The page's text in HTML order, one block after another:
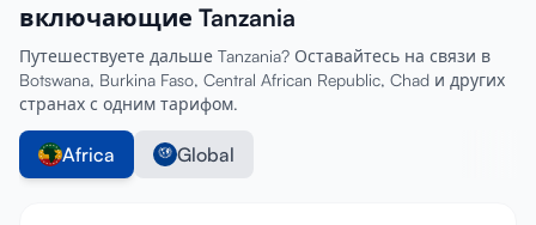
включающие Tanzania
Путешествуете дальше Tanzania? Оставайтесь на связи в
Botswana, Burkina Faso, Central African Republic, Chad и других
странах с одним тарифом.
Africa Global